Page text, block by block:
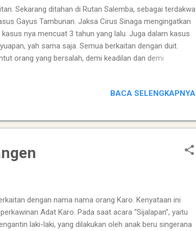
Sekarang ditahan di Rutan Salemba, sebagai terdakwa
Gayus Tambunan. Jaksa Cirus Sinaga mengingatkan
nya mencuat 3 tahun yang lalu. Juga dalam kasus
yah sama saja. Semua berkaitan dengan duit.
orang yang bersalah, demi keadilan dan demi
TV dan Media, karena kebobrokan moral dan etika
Karakter di Kejaksaan RI. Bagi saya, Cirus dan Urip
kegaga...
BACA SELENGKAPNYA
dengan nama nama orang Karo. Kenyataan ini
Adat Karo. Pada saat acara “Sijalapan”, yaitu
laki-laki, yang dilakukan oleh anak beru singerana